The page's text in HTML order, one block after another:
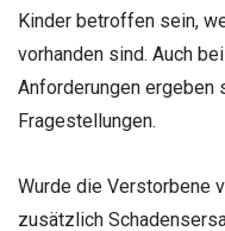
Kinder betroffen sein,
vorhanden sind. Auch
Anforderungen
Fragestellungen.
Wurde die Verstorbene
zusätzlich